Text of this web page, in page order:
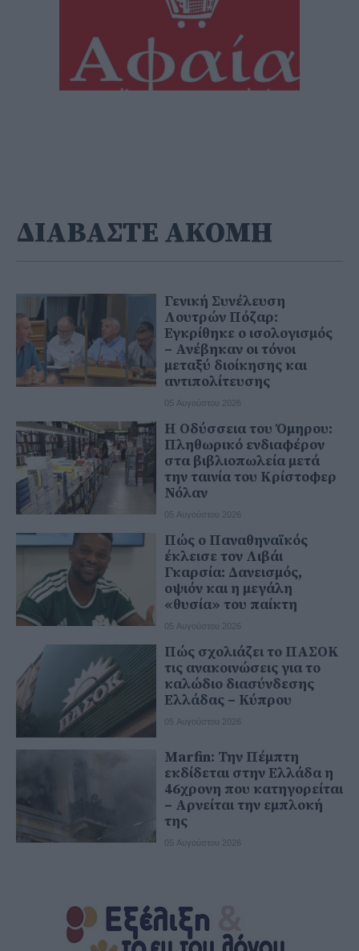
ΔΙΑΒΑΣΤΕ ΑΚΟΜΗ
Γενική Συνέλευση
Λουτρών Πόζαρ:
Εγκρίθηκε ο ισολογισμός
– Ανέβηκαν οι τόνοι
μεταξύ διοίκησης και
αντιπολίτευσης
05 Αυγούστου 2026
Η Οδύσσεια του Όμηρου:
Πληθωρικό ενδιαφέρον
στα βιβλιοπωλεία μετά
την ταινία του Κρίστοφερ
Νόλαν
05 Αυγούστου 2026
Πώς ο Παναθηναϊκός
έκλεισε τον Λιβάι
Γκαρσία: Δανεισμός,
οψιόν και η μεγάλη
«θυσία» του παίκτη
05 Αυγούστου 2026
Πώς σχολιάζει το ΠΑΣΟΚ
τις ανακοινώσεις για το
καλώδιο διασύνδεσης
Ελλάδας – Κύπρου
05 Αυγούστου 2026
Marfin: Την Πέμπτη
εκδίδεται στην Ελλάδα η
46χρονη που κατηγορείται
– Αρνείται την εμπλοκή
της
05 Αυγούστου 2026